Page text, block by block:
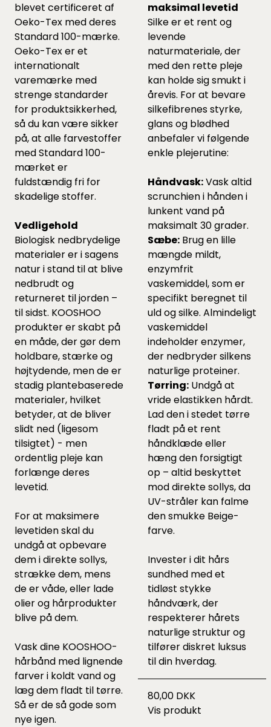
blevet certificeret af
Oeko-Tex med deres
Standard 100-mærke.
Oeko-Tex er et
internationalt
varemærke med
strenge standarder
for produktsikkerhed,
så du kan være sikker
på, at alle farvestoffer
med Standard 100-
mærket er
fuldstændig fri for
skadelige stoffer.
Vedligehold
Biologisk nedbrydelige
materialer er i sagens
natur i stand til at blive
nedbrudt og
returneret til jorden –
til sidst. KOOSHOO
produkter er skabt på
en måde, der gør dem
holdbare, stærke og
højtydende, men de er
stadig plantebaserede
materialer, hvilket
betyder, at de bliver
slidt ned (ligesom
tilsigtet) - men
ordentlig pleje kan
forlænge deres
levetid.
For at maksimere
levetiden skal du
undgå at opbevare
dem i direkte sollys,
strække dem, mens
de er våde, eller lade
olier og hårprodukter
blive på dem.
Vask dine KOOSHOO-
hårbånd med lignende
farver i koldt vand og
læg dem fladt til tørre.
Så er de så gode som
nye igen.
maksimal levetid
Silke er et rent og
levende
naturmateriale, der
med den rette pleje
kan holde sig smukt i
årevis. For at bevare
silkefibrenes styrke,
glans og blødhed
anbefaler vi følgende
enkle plejerutine:
Håndvask:Vask altid
scrunchien i hånden i
lunkent vand på
maksimalt 30 grader.
Sæbe: Brug en lille
mængde mildt,
enzymfrit
vaskemiddel, som er
specifikt beregnet til
uld og silke. Almindeligt
vaskemiddel
indeholder enzymer,
der nedbryder silkens
naturlige proteiner.
Tørring: Undgå at
vride elastikken hårdt.
Lad den i stedet tørre
fladt på et rent
håndklæde eller
hæng den forsigtigt
op – altid beskyttet
mod direkte sollys, da
UV-stråler kan falme
den smukke Beige-
farve.
Invester i dit hårs
sundhed med et
tidløst stykke
håndværk, der
respekterer hårets
naturlige struktur og
tilfører diskret luksus
til din hverdag.
80,00 DKK
Vis produkt